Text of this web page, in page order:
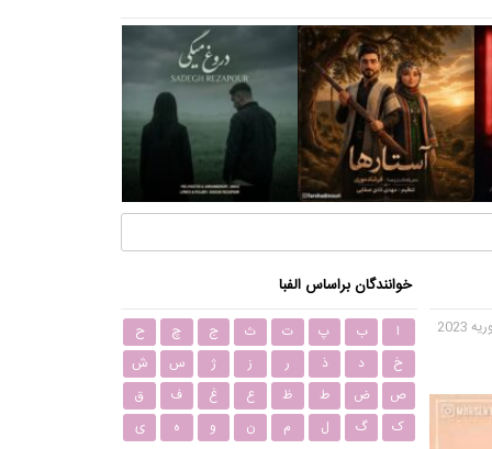
خوانندگان براساس الفبا
ا ب پ ت ث ج چ
ح
خ
د ذ ر ز ژ س
ش
ص
ض ط ظ ع غ ف
ق
ک
گ ل م ن و ه ی